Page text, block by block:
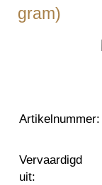
gram)
Artikelnummer:
Vervaardigd
uit: